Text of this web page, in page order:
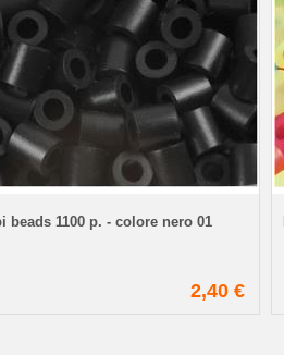
beads 1100 p. - colore nero 01
2,40 €